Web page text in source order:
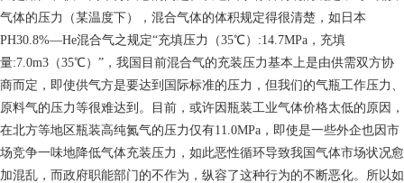
气体的压力（某温度下），混合气体的体积规定得很清楚，如日本
PH30.8%—He混合气之规定“充填压力（35℃）:14.7MPa，充填
量:7.0m3（35℃）”，我国目前混合气的充装压力基本上是由供需双方协
商而定，即使供气方是要达到国际标准的压力，但我们的气瓶工作压力、
原料气的压力等很难达到。目前，或许因瓶装工业气体价格太低的原因，
在北方等地区瓶装高纯氮气的压力仅有11.0MPa，即使是一些外企也因市
场竞争一味地降低气体充装压力，如此恶性循环导致我国气体市场状况愈
加混乱，而政府职能部门的不作为，纵容了这种行为的不断恶化。所以如